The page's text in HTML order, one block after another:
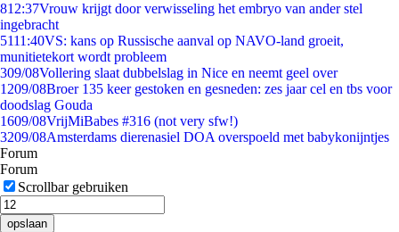
812:37Vrouw krijgt door verwisseling het embryo van ander stel
ingebracht
5111:40VS: kans op Russische aanval op NAVO-land groeit,
munitietekort wordt probleem
309/08Vollering slaat dubbelslag in Nice en neemt geel over
1209/08Broer 135 keer gestoken en gesneden: zes jaar cel en tbs voor
doodslag Gouda
1609/08VrijMiBabes #316 (not very sfw!)
3209/08Amsterdams dierenasiel DOA overspoeld met babykonijntjes
Forum
Forum
Scrollbar gebruiken
opslaan